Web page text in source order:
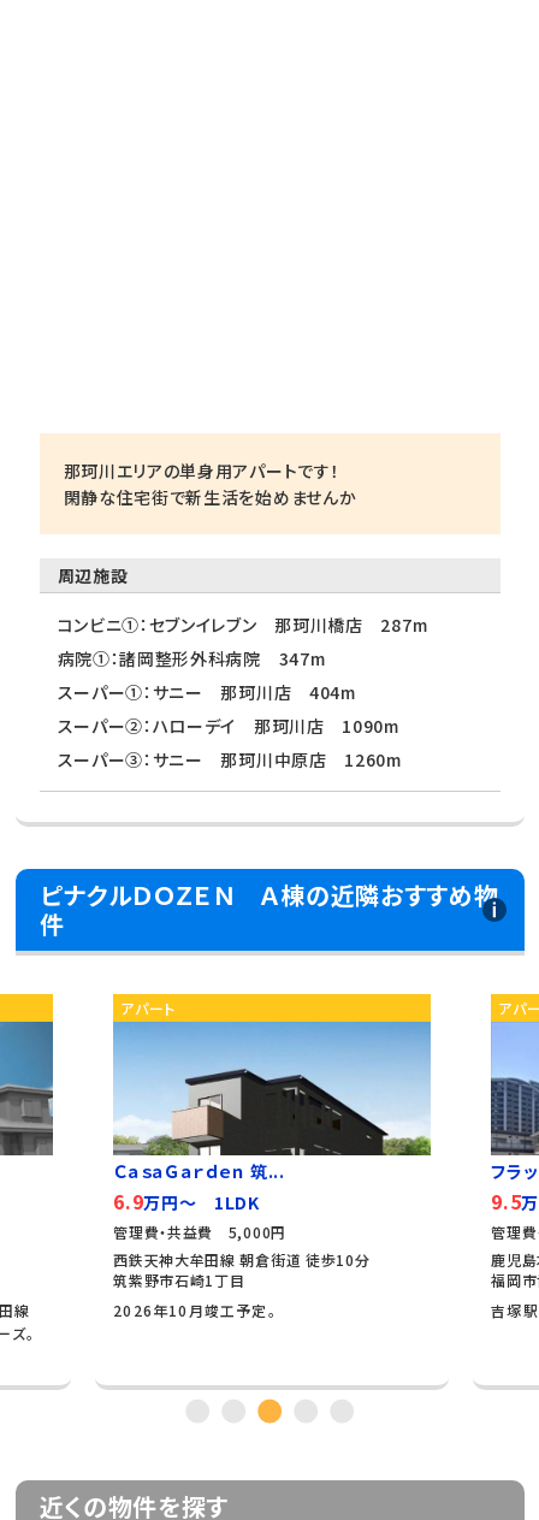
那珂川エリアの単身用アパートです！
閑静な住宅街で新生活を始めませんか
周辺施設
コンビニ①：セブンイレブン 那珂川橋店 287m
病院①：諸岡整形外科病院 347m
スーパー①：サニー 那珂川店 404m
スーパー②：ハローデイ 那珂川店 1090m
スーパー③：サニー 那珂川中原店 1260m
ピナクルＤＯＺＥＮ Ａ棟の近隣おすすめ物
件
線
。
アパート
ＣａｓａＧａｒｄｅｎ 筑...
6.9万円～ 1LDK
管理費・共益費 5,000円
西鉄天神大牟田線 朝倉街道 徒歩10分
筑紫野市石崎1丁目
2026年10月竣工予定。
アパ
フラ
9.5
管理
鹿児
福岡
吉塚
近くの物件を探す